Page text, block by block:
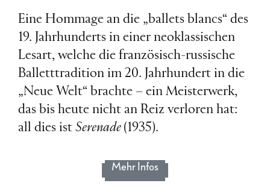
Eine Hommage an die „ballets blancs“ des
19. Jahrhunderts in einer neoklassischen
Lesart, welche die französisch-russische
Balletttradition im 20. Jahrhundert in die
„Neue Welt“ brachte – ein Meisterwerk,
das bis heute nicht an Reiz verloren hat:
all dies ist Serenade (1935).
mehr Infos